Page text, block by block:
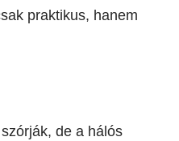
praktikus, hanem
de a hálós